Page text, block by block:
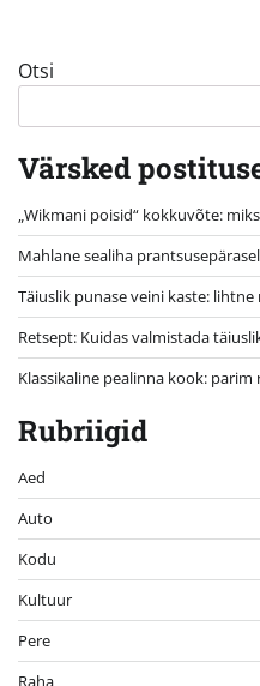
Otsi
Värsked
„Wikmani poisid“ kokkuvõte:
Mahlane sealiha
Täiuslik punase veini kaste:
Retsept: Kuidas valmistada
Klassikaline pealinna kook:
Rubriigid
Aed
Auto
Kodu
Kultuur
Pere